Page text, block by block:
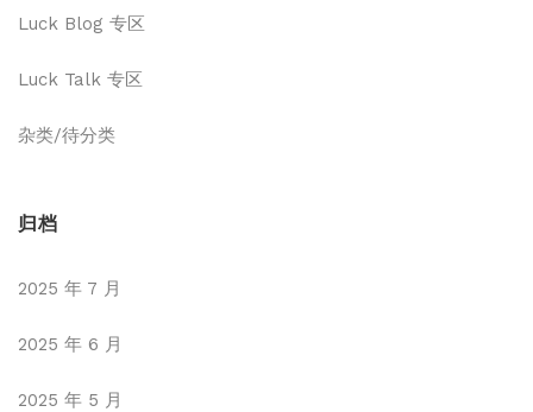
Luck Blog 专区
Luck Talk 专区
杂类/待分类
归档
2025 年 7 月
2025 年 6 月
2025 年 5 月